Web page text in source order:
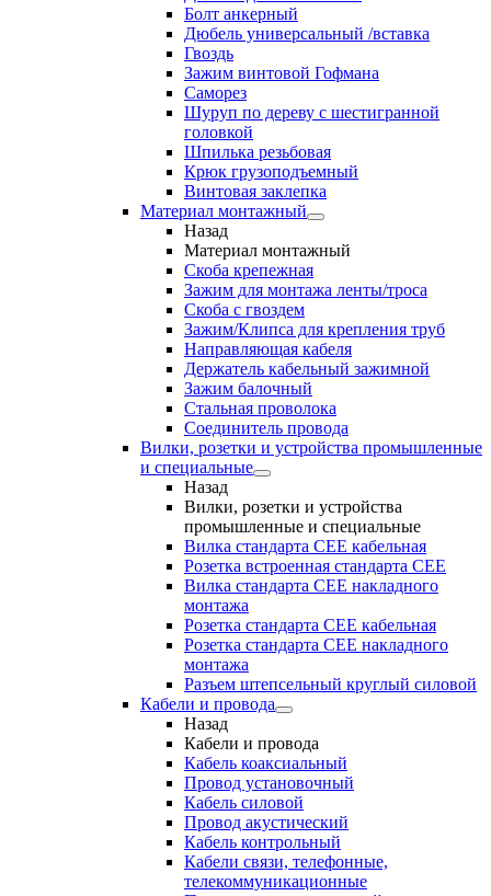
Болт анкерный
Дюбель универсальный /вставка
Гвоздь
Зажим винтовой Гофмана
Саморез
Шуруп по дереву с шестигранной
головкой
Шпилька резьбовая
Крюк грузоподъемный
Винтовая заклепка
Материал монтажный
Назад
Материал монтажный
Скоба крепежная
Зажим для монтажа ленты/троса
Скоба с гвоздем
Зажим/Клипса для крепления труб
Направляющая кабеля
Держатель кабельный зажимной
Зажим балочный
Стальная проволока
Соединитель провода
Вилки, розетки и устройства промышленные
и специальные
Назад
Вилки, розетки и устройства
промышленные и специальные
Вилка стандарта CEE кабельная
Розетка встроенная стандарта CEE
Вилка стандарта CEE накладного
монтажа
Розетка стандарта СЕЕ кабельная
Розетка стандарта СЕЕ накладного
монтажа
Разъем штепсельный круглый силовой
Кабели и провода
Назад
Кабели и провода
Кабель коаксиальный
Провод установочный
Кабель силовой
Провод акустический
Кабель контрольный
Кабели связи, телефонные,
телекоммуникационные